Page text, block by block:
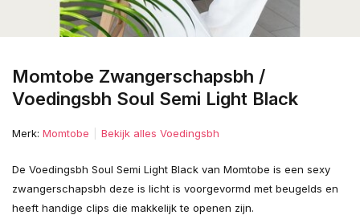
Momtobe Zwangerschapsbh /
Voedingsbh Soul Semi Light Black
Merk: Momtobe Bekijk alles Voedingsbh
De Voedingsbh Soul Semi Light Black van Momtobe is een sexy
zwangerschapsbh deze is licht is voorgevormd met beugelds en
heeft handige clips die makkelijk te openen zijn.